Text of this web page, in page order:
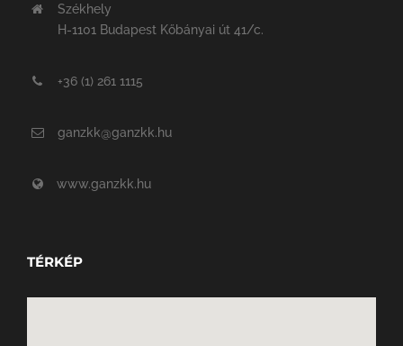
Székhely
H-1101 Budapest Kőbányai út 41/c.
+36 (1) 261 1115
ganzkk@ganzkk.hu
www.ganzkk.hu
TÉRKÉP